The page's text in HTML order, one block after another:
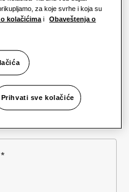
*
za koje svrhe i koja su
kolačićima i
Obaveštenja o
Prihvati sve kolačiće